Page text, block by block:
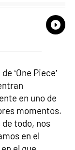
‘One Piece’
en uno de
momentos.
de todo, nos
en el